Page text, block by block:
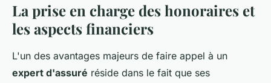
La prise en charge des honoraires et
les aspects financiers
L'un des avantages majeurs de faire appel à un
expert d'assuré réside dans le fait que ses